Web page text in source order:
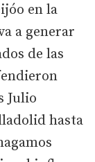
en la
a generar
de las
Julio
hasta